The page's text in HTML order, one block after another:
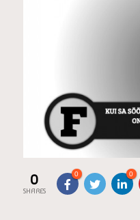
0
SHARES
0 0